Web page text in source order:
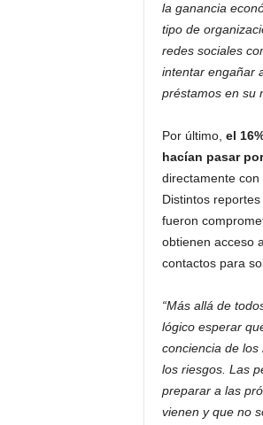
la ganancia
tipo de
redes sociales
intentar engañar
préstamos en su
Por último, el
hacían pasar
directamente
Distintos reportes
fueron
obtienen acceso
contactos para
“Más allá de
lógico esperar
conciencia de
los riesgos. Las
preparar a las
vienen y que no